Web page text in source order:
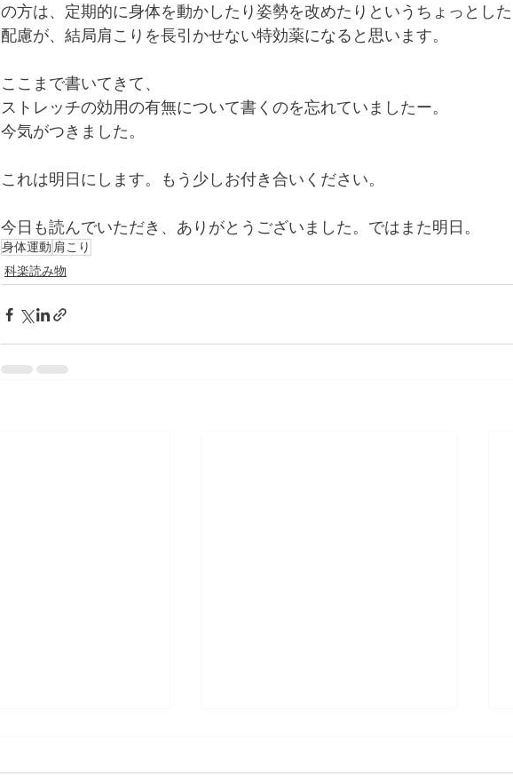
の方は、定期的に身体を動かしたり姿勢を改めたりというちょっとした
配慮が、結局肩こりを長引かせない特効薬になると思います。
ここまで書いてきて、
ストレッチの効用の有無について書くのを忘れていましたー。
今気がつきました。
これは明日にします。もう少しお付き合いください。
今日も読んでいただき、ありがとうございました。ではまた明日。
身体運動 肩こり
科楽読み物